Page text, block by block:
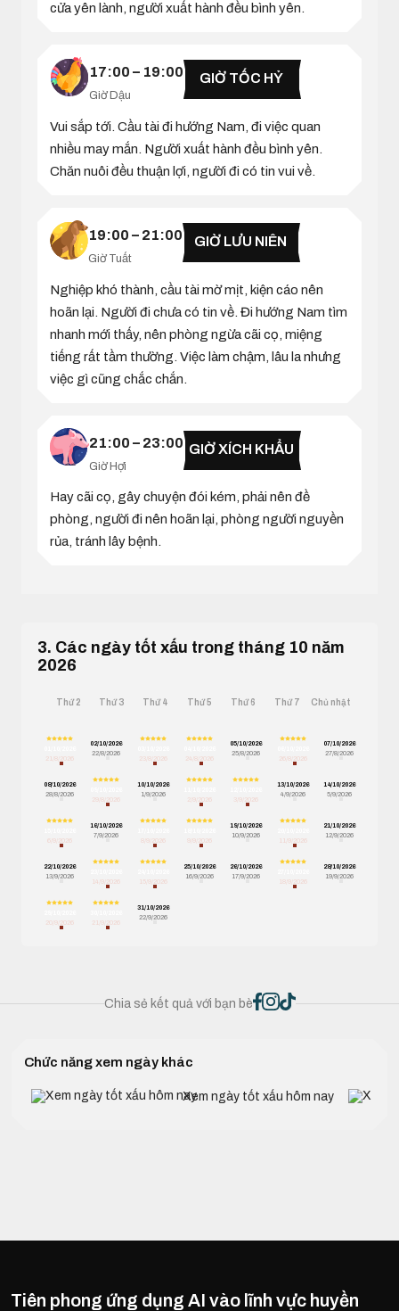
cửa yên lành, người xuất hành đều bình yên.
17:00 – 19:00
Giờ Dậu
GIỜ TỐC HỶ
Vui sắp tới. Cầu tài đi hướng Nam, đi việc quan
nhiều may mắn. Người xuất hành đều bình yên.
Chăn nuôi đều thuận lợi, người đi có tin vui về.
19:00 – 21:00
Giờ Tuất
GIỜ LƯU NIÊN
Nghiệp khó thành, cầu tài mờ mịt, kiện cáo nên
hoãn lại. Người đi chưa có tin về. Đi hướng Nam tìm
nhanh mới thấy, nên phòng ngừa cãi cọ, miệng
tiếng rất tầm thường. Việc làm chậm, lâu la nhưng
việc gì cũng chắc chắn.
21:00 – 23:00
Giờ Hợi
GIỜ XÍCH KHẨU
Hay cãi cọ, gây chuyện đói kém, phải nên đề
phòng, người đi nên hoãn lại, phòng người nguyền
rủa, tránh lây bệnh.
3. Các ngày tốt xấu trong tháng 10 năm
2026
Thứ 2 Thứ 3 Thứ 4 Thứ 5 Thứ 6 Thứ 7 Chủ nhật
21/8/2026
02/10/2026
22/8/2026
23/8/2026
24/8/2026
05/10/2026
25/8/2026
26/8/2026
07/10/2026
27/8/2026
08/10/2026
28/8/2026
29/8/2026
10/10/2026
1/9/2026
2/9/2026
3/9/2026
13/10/2026
4/9/2026
14/10/2026
5/9/2026
6/9/2026
16/10/2026
7/9/2026
8/9/2026
9/9/2026
19/10/2026
10/9/2026
11/9/2026
21/10/2026
12/9/2026
22/10/2026
13/9/2026
14/9/2026
15/9/2026
25/10/2026
16/9/2026
26/10/2026
17/9/2026
18/9/2026
28/10/2026
19/9/2026
20/9/2026
21/9/2026
31/10/2026
22/9/2026
Chia sẻ kết quả với bạn bè
Chức năng xem ngày khác
Xem ngày tốt xấu hôm nay
Tiên phong ứng dụng AI vào lĩnh vực huyền